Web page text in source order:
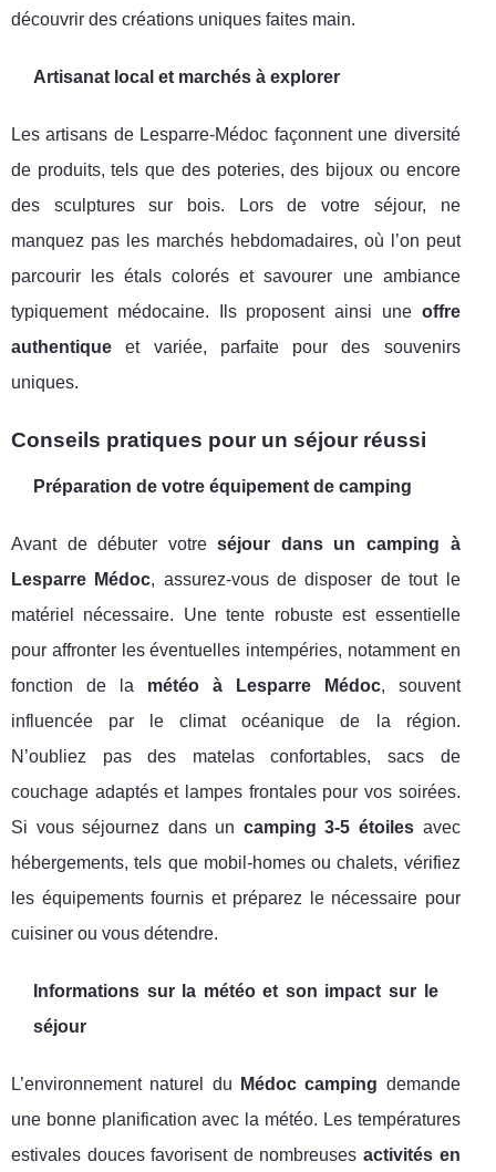
découvrir des créations uniques faites main.
Artisanat local et marchés à explorer
Les artisans de Lesparre-Médoc façonnent une diversité
de produits, tels que des poteries, des bijoux ou encore
des sculptures sur bois. Lors de votre séjour, ne
manquez pas les marchés hebdomadaires, où l’on peut
parcourir les étals colorés et savourer une ambiance
typiquement médocaine. Ils proposent ainsi une offre
authentique et variée, parfaite pour des souvenirs
uniques.
Conseils pratiques pour un séjour réussi
Préparation de votre équipement de camping
Avant de débuter votreséjour dans un camping à
Lesparre Médoc, assurez-vous de disposer de tout le
matériel nécessaire. Une tente robuste est essentielle
pour affronter les éventuelles intempéries, notamment en
fonction de la météo à Lesparre Médoc, souvent
influencée par le climat océanique de la région.
N’oubliez pas des matelas confortables, sacs de
couchage adaptés et lampes frontales pour vos soirées.
Si vous séjournez dans un camping 3-5 étoiles avec
hébergements, tels que mobil-homes ou chalets, vérifiez
les équipements fournis et préparez le nécessaire pour
cuisiner ou vous détendre.
Informations sur la météo et son impact sur le
séjour
L’environnement naturel du Médoc camping demande
une bonne planification avec la météo. Les températures
estivales douces favorisent de nombreuses activités en